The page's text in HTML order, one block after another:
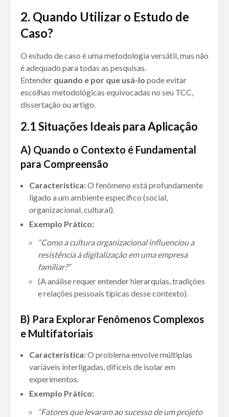
2. Quando Utilizar o Estudo de
Caso?
O estudo de caso é uma metodologia versátil, mas não
é adequado para todas as pesquisas.
Entender quando e por que usá-lo pode evitar
escolhas metodológicas equivocadas no seu TCC,
dissertação ou artigo.
2.1Situações Ideais para Aplicação
A) Quando o Contexto é Fundamental
para Compreensão
Característica:O fenômeno está profundamente
ligado a um ambiente específico (social,
organizacional, cultural).
Exemplo Prático:
“Como a cultura organizacional influenciou a
resistência à digitalização em uma empresa
familiar?”
(A análise requer entender hierarquias, tradições
e relações pessoais típicas desse contexto).
B) Para Explorar Fenômenos Complexos
e Multifatoriais
Característica:O problema envolve múltiplas
variáveis interligadas, difíceis de isolar em
experimentos.
Exemplo Prático:
“Fatores que levaram ao sucesso de um projeto